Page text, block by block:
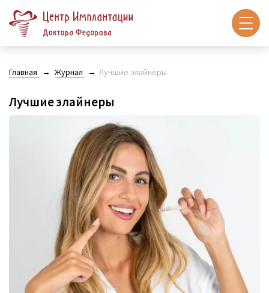
Главная Журнал Лучшие элайнеры
Лучшие элайнеры